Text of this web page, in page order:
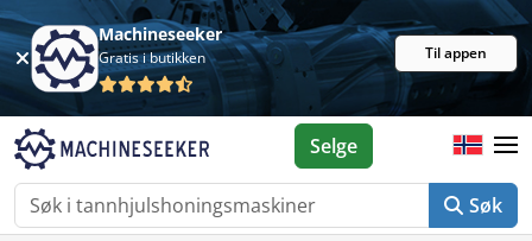
Machineseeker
Gratis i butikken Til appen
Søk
Selge